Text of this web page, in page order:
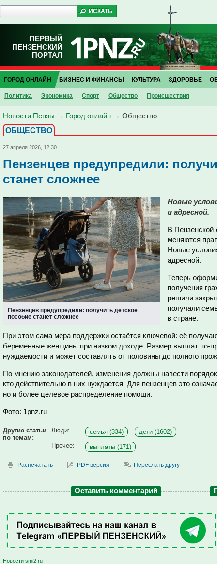
ПЕРВЫЙ
ПЕНЗЕНСКИЙ
ПОРТАЛ
ГОРОД ОНЛАЙН
Политика Экономика Спорт Общество Проиcшествия
БИЗНЕС И ФИНАНСЫ КУЛЬТУРА ЗДОРОВЬЕ
Новости Пензы → Город онлайн → Общество
ОБЩЕСТВО
27 апреля 2026, 12:30
Пензенцев предупредили:
станет сложнее
Пензенцев предупредили: получить детское
пособие станет сложнее
Новые
и адресной.
В Пензенской
меняются
Новые
адресной.
Теперь
получения
решили
получали
в стране.
При этом сама мера поддержки остаётся ключевой: её
беременные женщины при низком доходе. Размер выплат по-
нуждаемости и может составлять от половины до полного
По мнению законодателей, изменения должны навести
кто действительно в них нуждается. Для пензенцев это
но и более целевое распределение помощи.
Фото: 1pnz.ru
Другие статьи
по темам:
Люди: семья (334)
дети (1602)
Прочее:
выплаты (171)
Распечатать PDF версия Переслать другу
Оставить комментарий
Новости smi2.ru